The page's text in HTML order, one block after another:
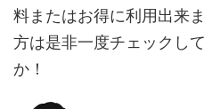
料またはお得に利用出来
方は是非一度チェックし
か！